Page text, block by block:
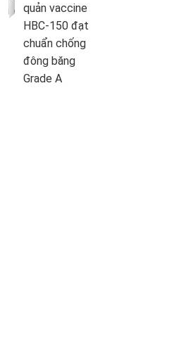
quản vaccine
HBC-150 đạt
chuẩn chống
đông băng
Grade A